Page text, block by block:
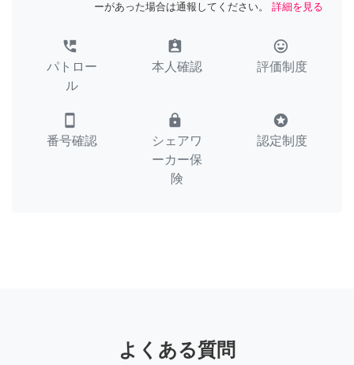
ーがあった場合は通報してください。
詳細を見る
perm_phone_msg
パトロー
ル
assignment_ind
本人確認
tag_faces
評価制度
smartphone
番号確認
lock
シェアワ
ーカー保
険
stars
認定制度
よくある質問